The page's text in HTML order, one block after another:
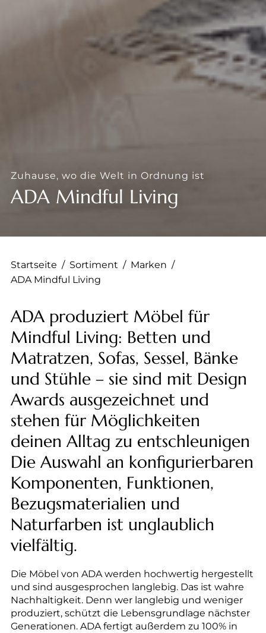
--
--
Zuhause, wo die Welt in Ordnung ist
ADA Mindful Living
Startseite / Sortiment / Marken /
ADA Mindful Living
ADA produziert Möbel für
Mindful Living: Betten und
Matratzen, Sofas, Sessel, Bänke
und Stühle – sie sind mit Design
Awards ausgezeichnet und
stehen für Möglichkeiten
deinen Alltag zu entschleunigen
Die Auswahl an konfigurierbaren
Komponenten, Funktionen,
Bezugsmaterialien und
Naturfarben ist unglaublich
vielfältig.
Die Möbel von ADA werden hochwertig hergestellt
und sind ausgesprochen langlebig. Das ist wahre
Nachhaltigkeit. Denn wer langlebig und weniger
produziert, schützt die Lebensgrundlage nächster
Generationen. ADA fertigt außerdem zu 100% in